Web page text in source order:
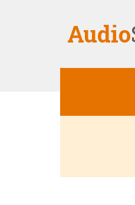
Audio